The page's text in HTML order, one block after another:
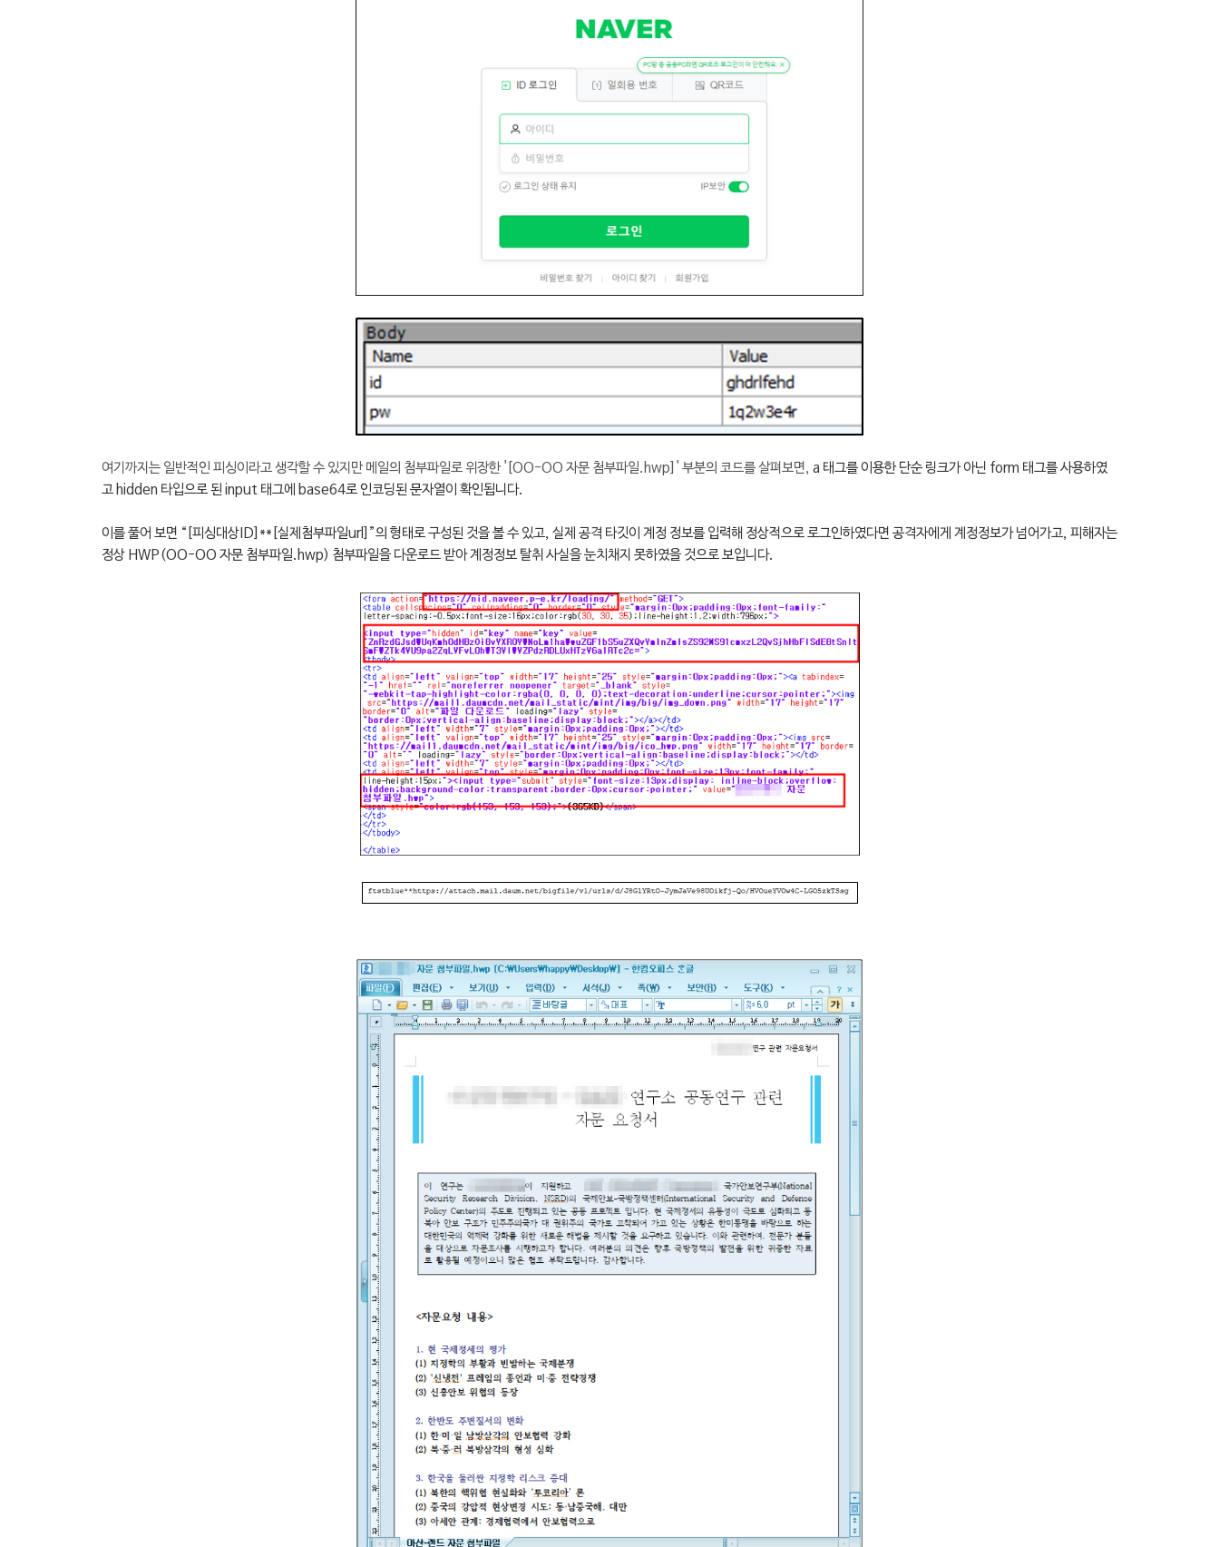
여기까지는 일반적인 피싱이라고 생각할 수 있지만 메일의 첨부파일로 위장한 '[OO-OO 자문 첨부파일.hwp]' 부분의 코드를 살펴보면, a 태그를 이용한 단순 링크가 아닌 form 태그를 사용하였
고 hidden 타입으로 된 input 태그에 base64로 인코딩된 문자열이 확인됩니다.
이를 풀어 보면 “[피싱대상ID]**[실제첨부파일url]”의 형태로 구성된 것을 볼 수 있고, 실제 공격 타깃이 계정 정보를 입력해 정상적으로 로그인하였다면 공격자에게 계정정보가 넘어가고, 피해자는
정상 HWP(OO-OO 자문 첨부파일.hwp) 첨부파일을 다운로드 받아 계정정보 탈취 사실을 눈치채지 못하였을 것으로 보입니다.